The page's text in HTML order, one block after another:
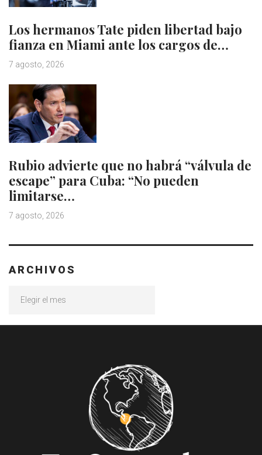
Los hermanos Tate piden libertad bajo
fianza en Miami ante los cargos de…
7 agosto, 2026
Rubio advierte que no habrá “válvula de
escape” para Cuba: “No pueden
limitarse…
7 agosto, 2026
ARCHIVOS